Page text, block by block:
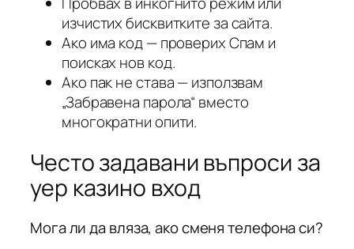
изчистих бисквитките за сайта.
Ако има код — проверих Спам и
поисках нов код.
Ако пак не става — използвам
„Забравена парола“ вместо
многократни опити.
Често задавани въпроси за
yep казино вход
Мога ли да вляза, ако сменя телефона си?